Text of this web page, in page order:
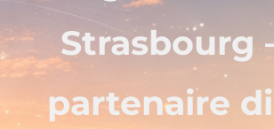
Strasbourg
partenaire